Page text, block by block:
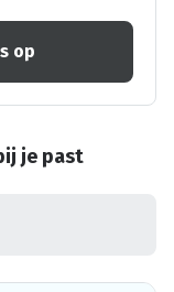
op
je past